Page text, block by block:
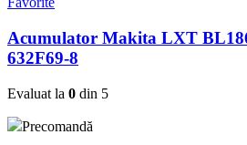
Acumulator Makita LXT
632F69-8
Evaluat la 0 din 5
Precomandă